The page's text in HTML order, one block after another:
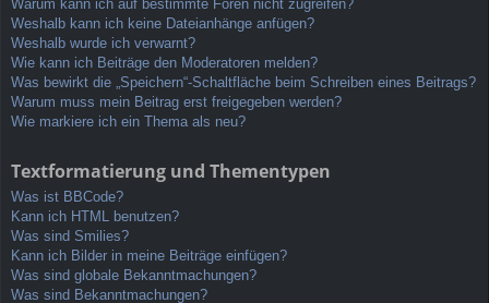
Warum kann ich auf bestimmte Foren nicht zugreifen?
Weshalb kann ich keine Dateianhänge anfügen?
Weshalb wurde ich verwarnt?
Wie kann ich Beiträge den Moderatoren melden?
Was bewirkt die „Speichern“-Schaltfläche beim Schreiben eines Beitrags?
Warum muss mein Beitrag erst freigegeben werden?
Wie markiere ich ein Thema als neu?
Textformatierung und Thementypen
Was ist BBCode?
Kann ich HTML benutzen?
Was sind Smilies?
Kann ich Bilder in meine Beiträge einfügen?
Was sind globale Bekanntmachungen?
Was sind Bekanntmachungen?